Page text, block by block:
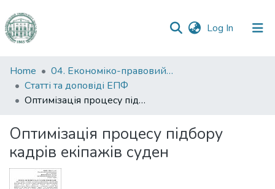
Log In (current)
Communities
&
Collections
Statistics
Home
04. Економіко-правовий факультет
Статті та доповіді ЕПФ
Оптимізація процесу підбору кадрів екіпажів суден
Оптимізація процесу підбору
кадрів екіпажів суден